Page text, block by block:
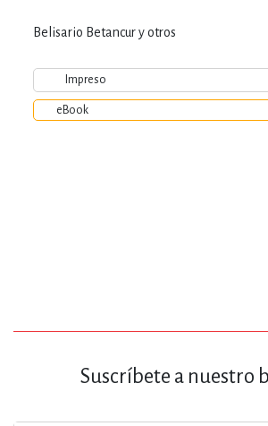
Belisario Betancur y otros
Impreso
eBook
Suscríbete a nuestro